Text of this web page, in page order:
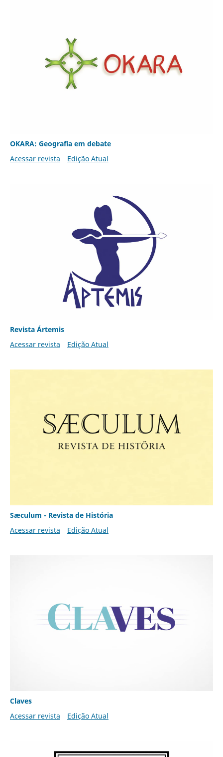
OKARA: Geografia em debate
Acessar revista
Edição Atual
Revista Ártemis
Acessar revista
Edição Atual
Sæculum - Revista de História
Acessar revista
Edição Atual
Claves
Acessar revista
Edição Atual